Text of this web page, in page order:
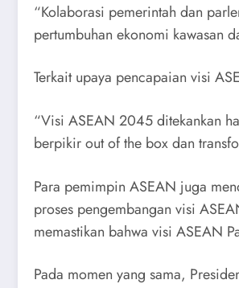
“Kolaborasi pemerintah dan
pertumbuhan ekonomi kawasan
Terkait upaya pencapaian visi
“Visi ASEAN 2045 ditekankan
berpikir out of the box dan
Para pemimpin ASEAN juga
proses pengembangan visi
memastikan bahwa visi ASEAN
Pada momen yang sama,